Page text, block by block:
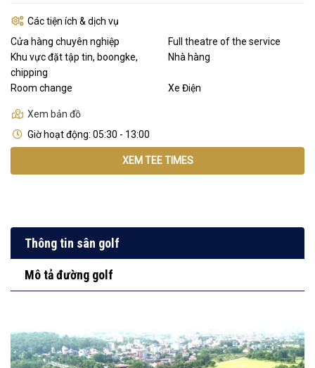
Các tiện ích & dịch vụ
Cửa hàng chuyên nghiệp
Full theatre of the service
Khu vực đặt tập tin, boongke,
chipping
Nhà hàng
Room change Xe Điện
Xem bản đồ
Giờ hoạt động: 05:30 - 13:00
XEM TEE TIMES
Thông tin sân golf
Mô tả đường golf